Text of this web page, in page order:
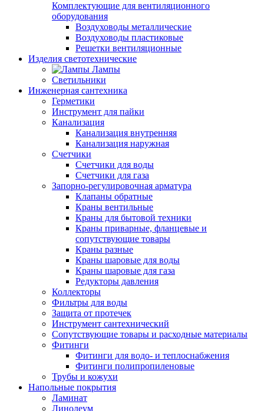
Комплектующие для вентиляционного
оборудования
Воздуховоды металлические
Воздуховоды пластиковые
Решетки вентиляционные
Изделия светотехнические
Лампы
Светильники
Инженерная сантехника
Герметики
Инструмент для пайки
Канализация
Канализация внутренняя
Канализация наружная
Счетчики
Счетчики для воды
Счетчики для газа
Запорно-регулировочная арматура
Клапаны обратные
Краны вентильные
Краны для бытовой техники
Краны приварные, фланцевые и
сопутствующие товары
Краны разные
Краны шаровые для воды
Краны шаровые для газа
Редукторы давления
Коллекторы
Фильтры для воды
Защита от протечек
Инструмент сантехнический
Сопутствующие товары и расходные материалы
Фитинги
Фитинги для водо- и теплоснабжения
Фитинги полипропиленовые
Трубы и кожухи
Напольные покрытия
Ламинат
Линолеум